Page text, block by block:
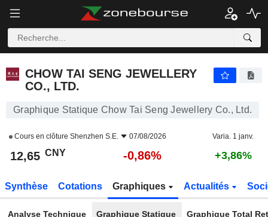
CHOW TAI SENG JEWELLERY
CO., LTD.
Graphique Statique Chow Tai Seng Jewellery Co., Ltd.
Cours en clôture Shenzhen S.E. 07/08/2026 Varia. 1 janv.
12,65 CNY -0,86% +3,86%
Synthèse Cotations Graphiques Actualités
Analyse Technique Graphique Statique Graphique Total